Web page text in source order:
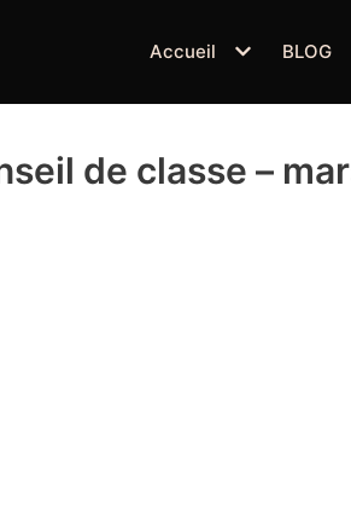
Accueil BLOG
de classe –